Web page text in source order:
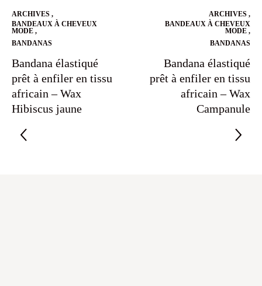
ARCHIVES ,
BANDEAUX À CHEVEUX
MODE ,
BANDANAS
Bandana élastiqué
prêt à enfiler en tissu
africain – Wax
Hibiscus jaune
ARCHIVES ,
BANDEAUX À CHEVEUX
MODE ,
BANDANAS
Bandana élastiqué
prêt à enfiler en tissu
africain – Wax
Campanule